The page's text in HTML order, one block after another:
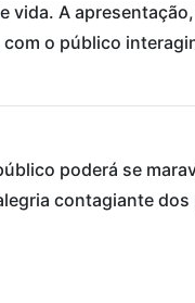
A
o público
poderá se
contagiante